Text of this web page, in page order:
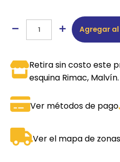
Agregar
Retira sin costo este
esquina Rimac, Malvín.
Ver métodos de pago
Ver el mapa de